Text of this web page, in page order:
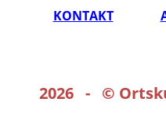
KONTAKT
2026 - ©